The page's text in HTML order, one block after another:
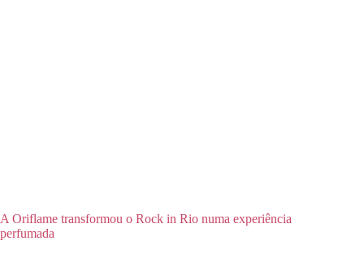
A Oriflame transformou o Rock in Rio numa experiência
perfumada